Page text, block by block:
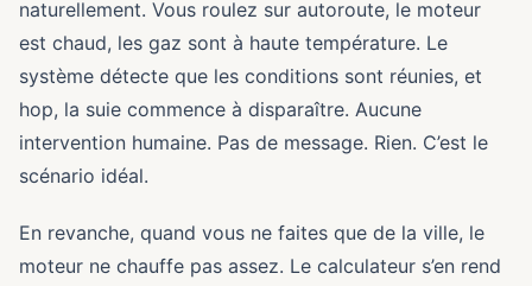
naturellement. Vous roulez sur autoroute, le moteur
est chaud, les gaz sont à haute température. Le
système détecte que les conditions sont réunies, et
hop, la suie commence à disparaître. Aucune
intervention humaine. Pas de message. Rien. C’est le
scénario idéal.
En revanche, quand vous ne faites que de la ville, le
moteur ne chauffe pas assez. Le calculateur s’en rend